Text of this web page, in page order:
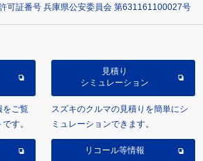
可証番号 兵庫県公安委員会 第631161100027号
をご覧
す。
見積り
シミュレーション
スズキのクルマの見積りを簡単にシ
ミュレーションできます。
リコール等情報